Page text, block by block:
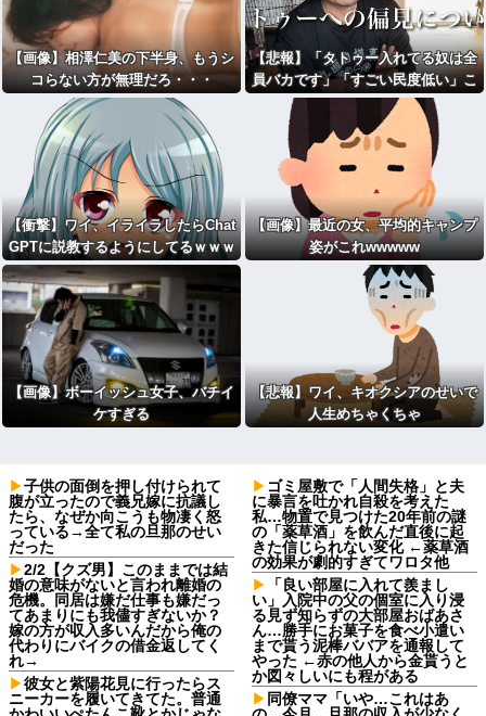
【画像】相澤仁美の下半身、もうシ
コらない方が無理だろ・・・
【悲報】「タトゥー入れてる奴は全
員バカです」「すごい民度低い」こ
の道23年の彫り師YouTuberの動画
が話題
【衝撃】ワイ、イライラしたらChat
GPTに説教するようにしてるｗｗｗ
ｗｗ
【画像】最近の女、平均的キャンプ
姿がこれwwwww
【画像】ボーイッシュ女子、バチイ
ケすぎる
【悲報】ワイ、キオクシアのせいで
人生めちゃくちゃ
子供の面倒を押し付けられて
腹が立ったので義兄嫁に抗議し
たら、なぜか向こうも物凄く怒
っている→全て私の旦那のせい
だった
2/2【クズ男】このままでは結
婚の意味がないと言われ離婚の
危機。同居は嫌だ仕事も嫌だっ
てあまりにも我儘すぎないか？
嫁の方が収入多いんだから俺の
代わりにバイクの借金返してく
れ→
彼女と紫陽花見に行ったらス
ニーカーを履いてきてた。普通
ゴミ屋敷で「人間失格」と夫
に暴言を吐かれ自殺を考えた
私…物置で見つけた20年前の謎
の「薬草酒」を飲んだ直後に起
きた信じられない変化 ←薬草酒
の効果が劇的すぎてワロタ他
「良い部屋に入れて羨まし
い」入院中の父の個室に入り浸
る見ず知らずの大部屋おばあさ
ん…勝手にお菓子を食べ小遣い
まで貰う泥棒ババアを通報して
やった ←赤の他人から金貰うと
か図々しいにも程がある
同僚ママ「いや…これはあ